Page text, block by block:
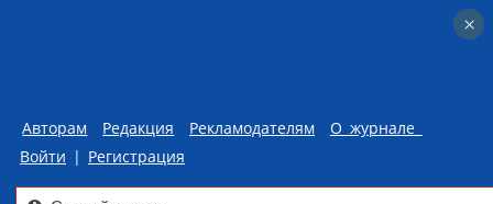
Авторам Редакция Рекламодателям
О журнале
Войти | Регистрация
×
×